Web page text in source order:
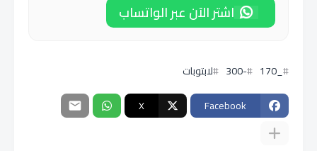
اشتر الآن عبر الواتساب
_170
-300
لابتوبات
Facebook
X